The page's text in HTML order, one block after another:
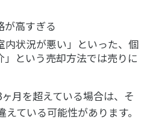
が高すぎる
内状況が悪い」といった、個
」という売却方法では売りに
月を超えている場合は、そ
ている可能性があります。